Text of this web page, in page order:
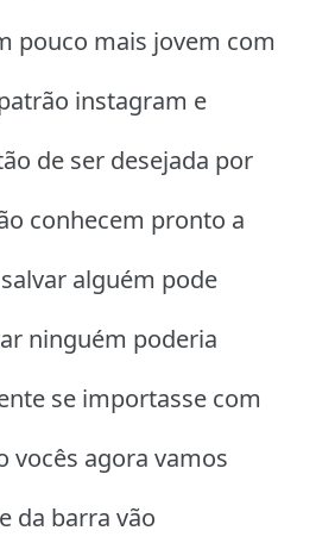
pouco mais jovem com
instagram e
de ser desejada por
conhecem pronto a
alguém pode
ninguém poderia
se importasse com
vocês agora vamos
da barra vão